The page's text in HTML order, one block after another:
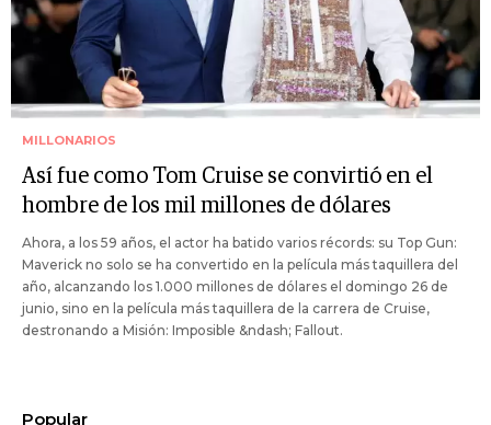
MILLONARIOS
Así fue como Tom Cruise se convirtió en el
hombre de los mil millones de dólares
Ahora, a los 59 años, el actor ha batido varios récords: su Top Gun:
Maverick no solo se ha convertido en la película más taquillera del
año, alcanzando los 1.000 millones de dólares el domingo 26 de
junio, sino en la película más taquillera de la carrera de Cruise,
destronando a Misión: Imposible &ndash; Fallout.
Popular